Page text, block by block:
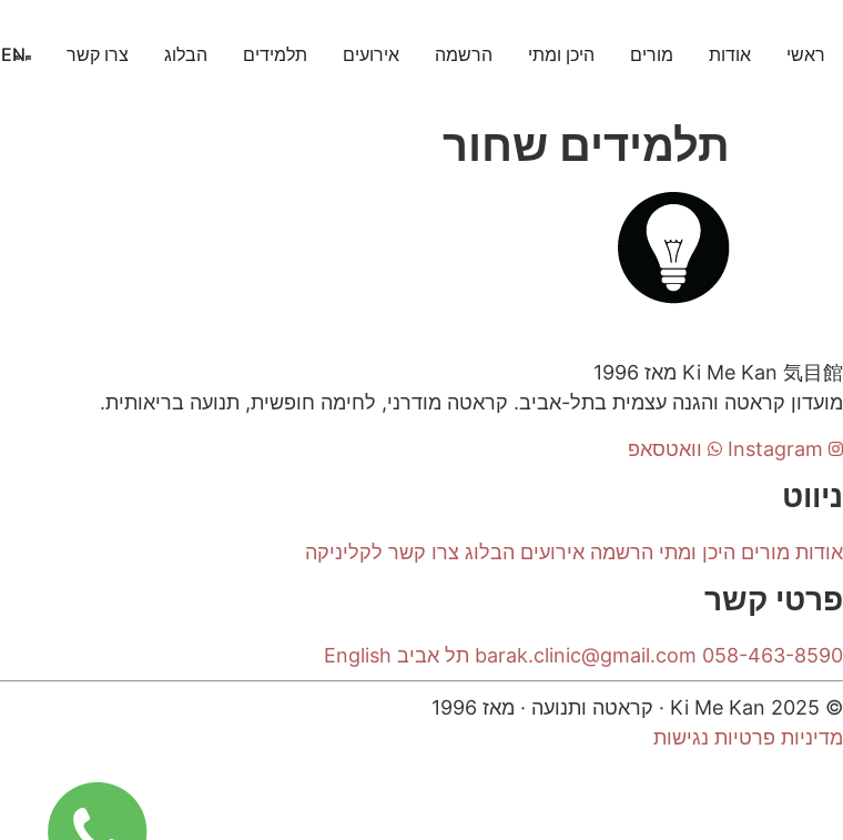
ראשי אודות מורים היכן ומתי הרשמה אירועים תלמידים הבלוג צרו קשר EN
תלמידים שחור
Ki Me Kan 気目館
מאז 1996
מועדון קראטה והגנה עצמית בתל-אביב. קראטה מודרני, לחימה חופשית, תנועה בריאותית.
וואטסאפ
ניווט
אודות מורים היכן ומתי הרשמה אירועים הבלוג צרו קשר לקליניקה
פרטי קשר
058-463-8590
barak.clinic@gmail.com תל אביב English
© 2025 Ki Me Kan · קראטה ותנועה · מאז 1996
מדיניות פרטיות נגישות